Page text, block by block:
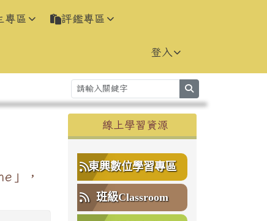
專區 評鑑專區
登入
」，
右邊區域內容
線上學習資源
東興數位學習專區
班級Classroom